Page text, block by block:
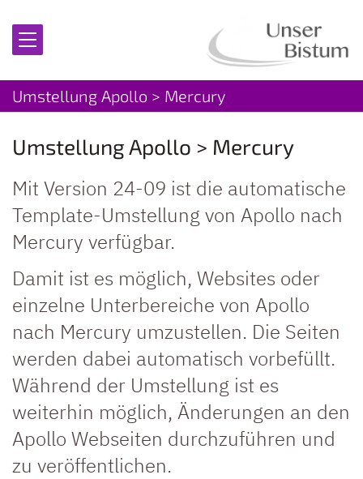
Umstellung Apollo > Mercury
Umstellung Apollo > Mercury
Mit Version 24-09 ist die automatische
Template-Umstellung von Apollo nach
Mercury verfügbar.
Damit ist es möglich, Websites oder
einzelne Unterbereiche von Apollo
nach Mercury umzustellen. Die Seiten
werden dabei automatisch vorbefüllt.
Während der Umstellung ist es
weiterhin möglich, Änderungen an den
Apollo Webseiten durchzuführen und
zu veröffentlichen.